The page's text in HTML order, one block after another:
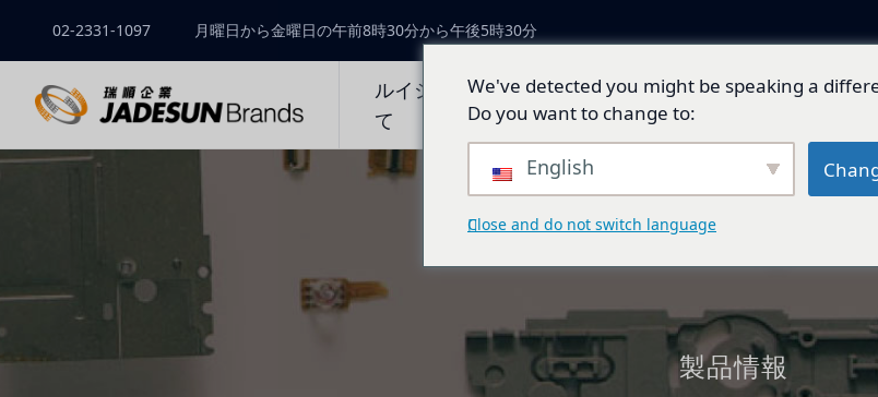
02-2331-1097 月曜日から金曜日の午前8時30分から午後5時30分
ルイシュンについ
て
製品とソリューショ
ン
技術開
製品情報
We've detected you might be speaking a
Do you want to change to:
English
Close and do not switch language